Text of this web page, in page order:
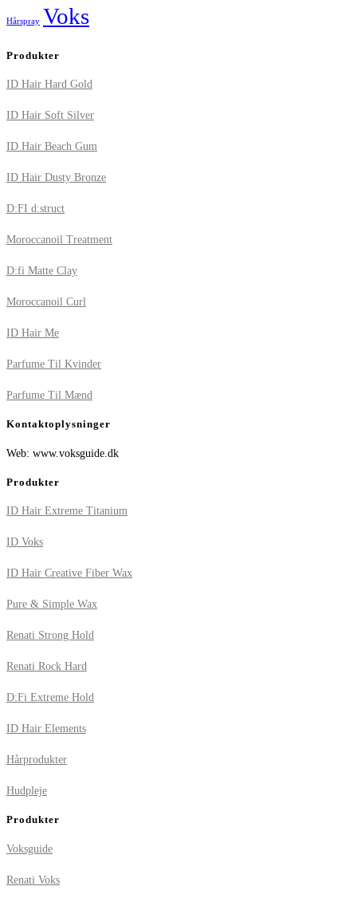
Hårspray Voks
Produkter
ID Hair Hard Gold
ID Hair Soft Silver
ID Hair Beach Gum
ID Hair Dusty Bronze
D:FI d:struct
Moroccanoil Treatment
D:fi Matte Clay
Moroccanoil Curl
ID Hair Me
Parfume Til Kvinder
Parfume Til Mænd
Kontaktoplysninger
Web: www.voksguide.dk
Produkter
ID Hair Extreme Titanium
ID Voks
ID Hair Creative Fiber Wax
Pure & Simple Wax
Renati Strong Hold
Renati Rock Hard
D:Fi Extreme Hold
ID Hair Elements
Hårprodukter
Hudpleje
Produkter
Voksguide
Renati Voks